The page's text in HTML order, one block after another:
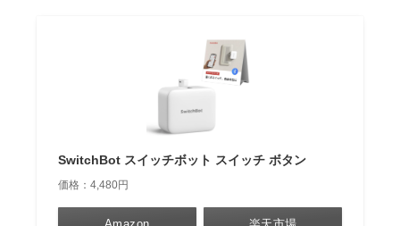
SwitchBot スイッチボット スイッチ ボタン
価格：4,480円